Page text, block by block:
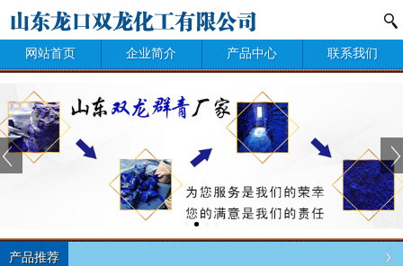
网站首页 企业简介 产品中心 联系我们
产品推荐